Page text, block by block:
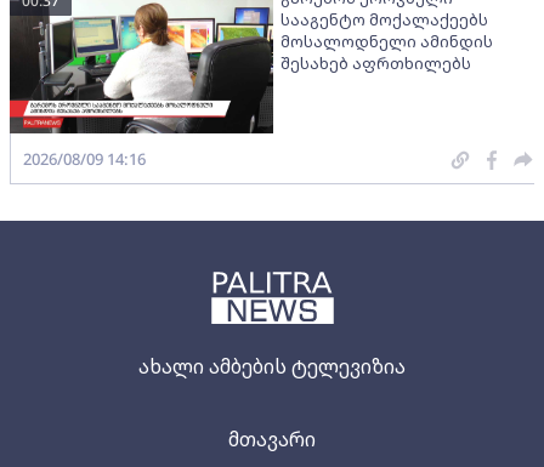
ახალი ამბების ტელევიზია
მთავარი
სააგენტო მოქალაქეებს
მოსალოდნელი ამინდის
შესახებ აფრთხილებს
2026/08/09 14:16